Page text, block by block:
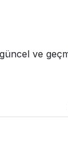
güncel ve